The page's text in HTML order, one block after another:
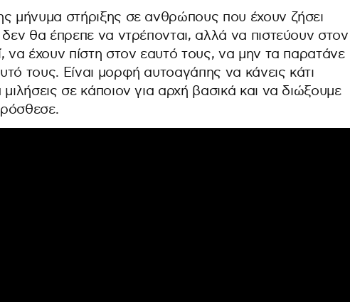
μήνυμα στήριξης σε ανθρώπους που έχουν ζήσει
δεν θα έπρεπε να ντρέπονται, αλλά να πιστεύουν στον
να έχουν πίστη στον εαυτό τους, να μην τα παρατάνε
τους. Είναι μορφή αυτοαγάπης να κάνεις κάτι
σε κάποιον για αρχή βασικά και να διώξουμε